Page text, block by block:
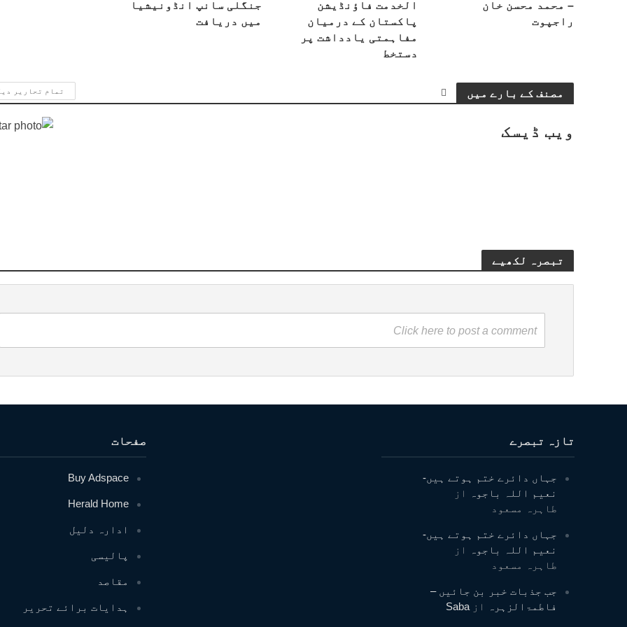
– محمد محسن خان
راجپوت
الخدمت فاؤنڈیشن
پاکستان کے درمیان
مفاہمتی یادداشت پر
دستخط
جنگلی سانپ انڈونیشیا
میں دریافت
مصنف کے بارے میں تمام تحاریر
ویب ڈیسک
تبصرہ لکھیے
Click here to post a comment
صفحات
Buy Adspace
Herald Home
ادارہ دلیل
پالیسی
مقاصد
ہدایات برائے تحریر
تازہ تبصرے
جہاں دائرے ختم ہوتے ہیں-
نعیم اللہ باجوہ
از
طاہرہ مسعود
جہاں دائرے ختم ہوتے ہیں-
نعیم اللہ باجوہ
از
طاہرہ مسعود
جب جذبات خبر بن جائیں –
فاطمۃالزہرہ
ازSaba